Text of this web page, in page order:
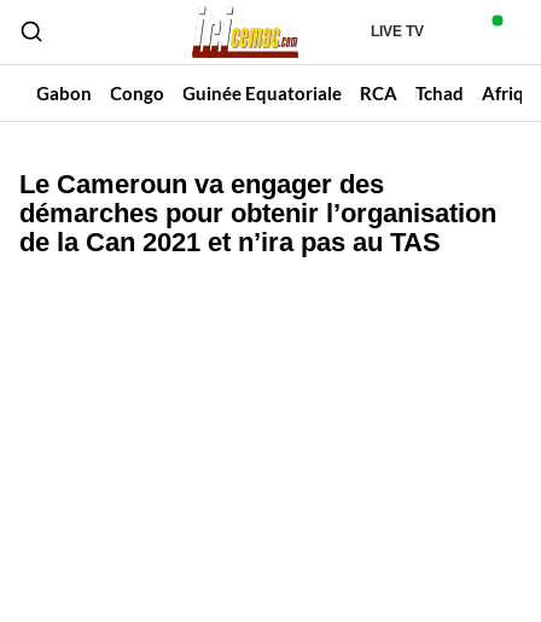
LIVE TV
Gabon Congo Guinée Equatoriale RCA Tchad
Le Cameroun va engager des
démarches pour obtenir l’organisation
de la Can 2021 et n’ira pas au TAS